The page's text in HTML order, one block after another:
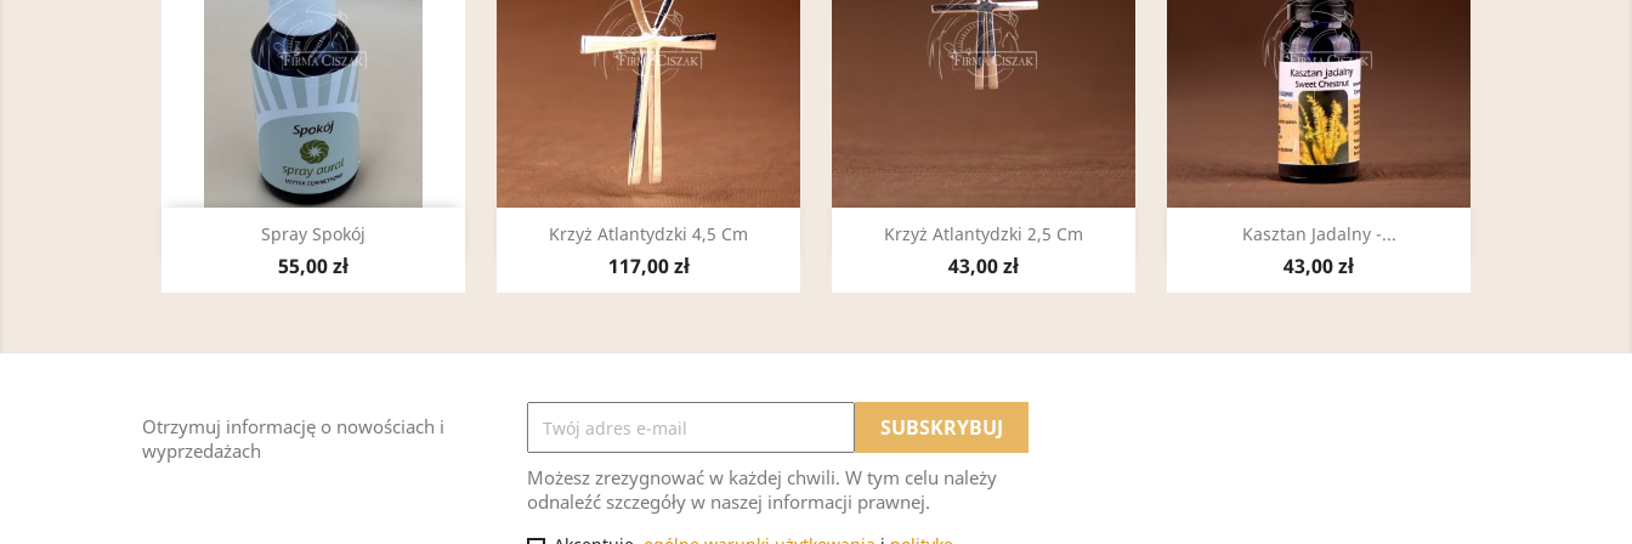
Spray Spokój
55,00 zł
Szybki podgląd Krzyż Atlantydzki 4,5 Cm
117,00 zł
Szybki podgląd Krzyż Atlantydzki 2,5 Cm
43,00 zł
Szybki podgląd Kasztan Jadalny -...
43,00 zł
Szybki podgląd
Otrzymuj informację o nowościach i
wyprzedażach
Możesz zrezygnować w każdej chwili. W tym celu należy
odnaleźć szczegóły w naszej informacji prawnej.